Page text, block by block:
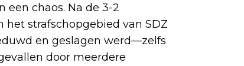
chaos. Na de 3-2
strafschopgebied van SDZ
en geslagen werd—zelfs
door meerdere